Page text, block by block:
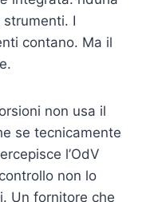
I
contano. Ma il
non usa il
se tecnicamente
l’OdV
non lo
Un fornitore che